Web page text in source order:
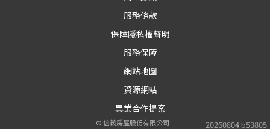
20260804.b53805
服務條款
保障隱私權聲明
服務保障
網站地圖
資源網站
異業合作提案
©信義房屋股份有限公司